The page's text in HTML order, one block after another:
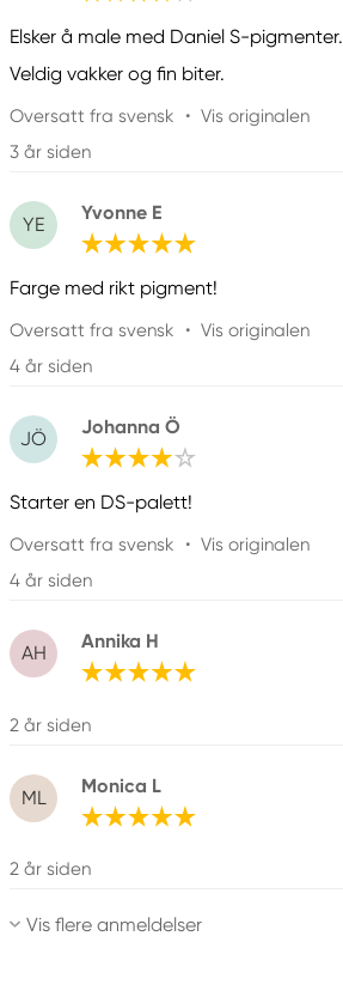
Elsker å male med Daniel S-pigmenter.
Veldig vakker og fin biter.
Oversatt fra svensk • Vis originalen
3 år siden
YE
Yvonne E
Farge med rikt pigment!
Oversatt fra svensk • Vis originalen
4 år siden
JÖ
Johanna Ö
Starter en DS-palett!
Oversatt fra svensk • Vis originalen
4 år siden
AH
Annika H
2 år siden
ML
Monica L
2 år siden
Vis flere anmeldelser